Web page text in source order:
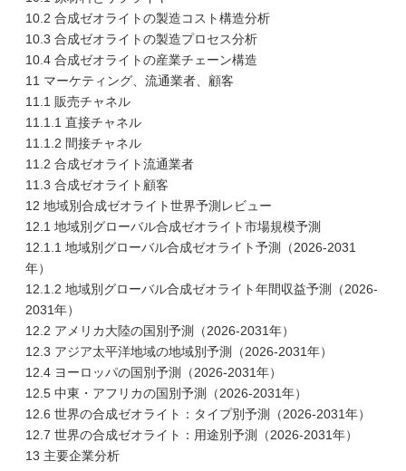
10.2 合成ゼオライトの製造コスト構造分析
10.3 合成ゼオライトの製造プロセス分析
10.4 合成ゼオライトの産業チェーン構造
11 マーケティング、流通業者、顧客
11.1 販売チャネル
11.1.1 直接チャネル
11.1.2 間接チャネル
11.2 合成ゼオライト流通業者
11.3 合成ゼオライト顧客
12 地域別合成ゼオライト世界予測レビュー
12.1 地域別グローバル合成ゼオライト市場規模予測
12.1.1 地域別グローバル合成ゼオライト予測（2026-2031
年）
12.1.2 地域別グローバル合成ゼオライト年間収益予測（2026-
2031年）
12.2 アメリカ大陸の国別予測（2026-2031年）
12.3 アジア太平洋地域の地域別予測（2026-2031年）
12.4 ヨーロッパの国別予測（2026-2031年）
12.5 中東・アフリカの国別予測（2026-2031年）
12.6 世界の合成ゼオライト：タイプ別予測（2026-2031年）
12.7 世界の合成ゼオライト：用途別予測（2026-2031年）
13 主要企業分析